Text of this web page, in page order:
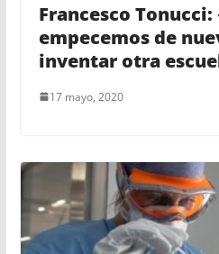
Francesco Tonucci:
empecemos de
inventar otra
17 mayo, 2020